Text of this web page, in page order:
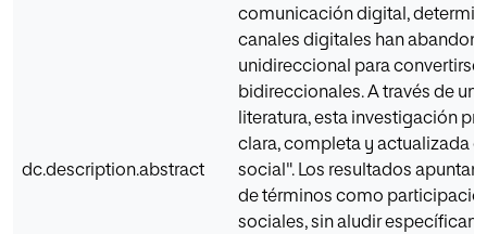
dc.description.abstract
comunicación digital,
canales digitales han
unidireccional para convertirse
bidireccionales. A través de
literatura, esta investigación
clara, completa y actualizada
social". Los resultados
de términos como
sociales, sin aludir